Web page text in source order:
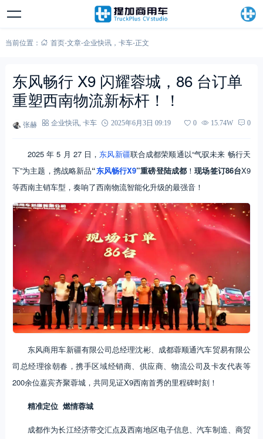
当前位置： 首页-文章-企业快讯， 卡车-正文
东风畅行 X9 闪耀蓉城，86 台订单
重塑西南物流新标杆！！
张赫 企业快讯, 卡车 2025年6月3日 09:19 0 15.74W 0
2025 年 5 月 27 日， 东风新疆联合成都荣顺通以“气驭未来 畅行天
下”为主题，携战略新品“东风畅行X9”重磅登陆成都 ！现场签订86台X9
等西南主销车型，奏响了西南物流智能化升级的最强音！
东风商用车新疆有限公司总经理沈彬、成都蓉顺通汽车贸易有限公
司总经理徐朝春，携手区域经销商、供应商、物流公司及卡友代表等
200余位嘉宾齐聚蓉城，共同见证X9西南首秀的里程碑时刻！
精准定位 燃情蓉城
成都作为长江经济带交汇点及西南地区电子信息、汽车制造、商贸